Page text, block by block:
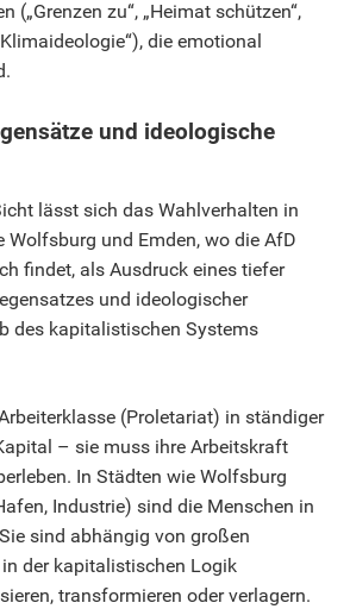
(„Grenzen zu“, „Heimat schützen“,
die emotional
und ideologische
lässt sich das Wahlverhalten in
Wolfsburg und Emden, wo die AfD
findet, als Ausdruck eines tiefer
und ideologischer
des kapitalistischen Systems
(Proletariat) in ständiger
– sie muss ihre Arbeitskraft
In Städten wie Wolfsburg
Industrie) sind die Menschen in
sind abhängig von großen
der kapitalistischen Logik
transformieren oder verlagern.